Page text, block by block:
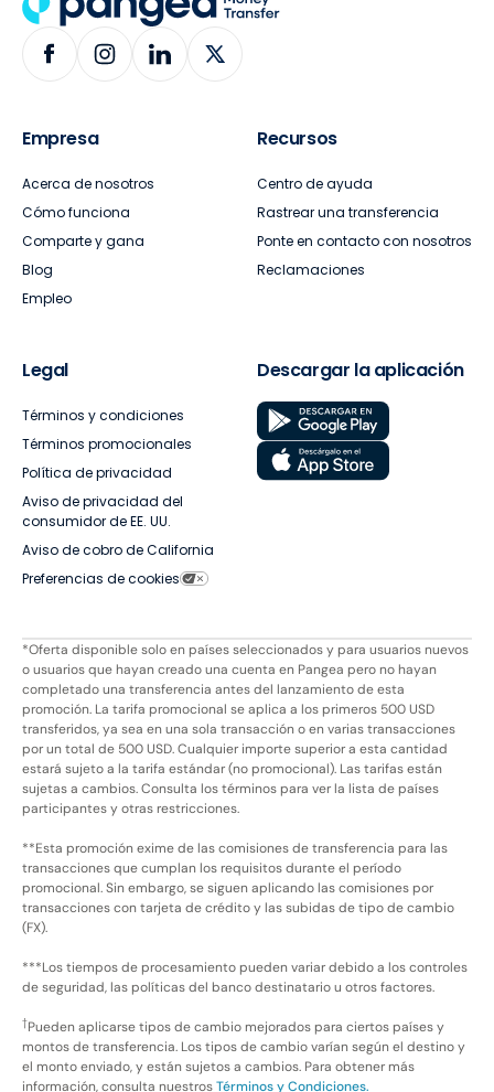
Empresa
Acerca de nosotros
Cómo funciona
Comparte y gana
Blog
Empleo
Recursos
Centro de ayuda
Rastrear una transferencia
Ponte en contacto con nosotros
Reclamaciones
Legal
Términos y condiciones
Términos promocionales
Política de privacidad
Aviso de privacidad del
consumidor de EE. UU.
Aviso de cobro de California
Preferencias de cookies
Descargar la aplicación
*Oferta disponible solo en países seleccionados y para usuarios nuevos
o usuarios que hayan creado una cuenta en Pangea pero no hayan
completado una transferencia antes del lanzamiento de esta
promoción. La tarifa promocional se aplica a los primeros 500 USD
transferidos, ya sea en una sola transacción o en varias transacciones
por un total de 500 USD. Cualquier importe superior a esta cantidad
estará sujeto a la tarifa estándar (no promocional). Las tarifas están
sujetas a cambios. Consulta los términos para ver la lista de países
participantes y otras restricciones.
**Esta promoción exime de las comisiones de transferencia para las
transacciones que cumplan los requisitos durante el período
promocional. Sin embargo, se siguen aplicando las comisiones por
transacciones con tarjeta de crédito y las subidas de tipo de cambio
(FX).
***Los tiempos de procesamiento pueden variar debido a los controles
de seguridad, las políticas del banco destinatario u otros factores.
†Pueden aplicarse tipos de cambio mejorados para ciertos países y
montos de transferencia. Los tipos de cambio varían según el destino y
el monto enviado, y están sujetos a cambios. Para obtener más
información, consulta nuestrosTérminos y Condiciones.